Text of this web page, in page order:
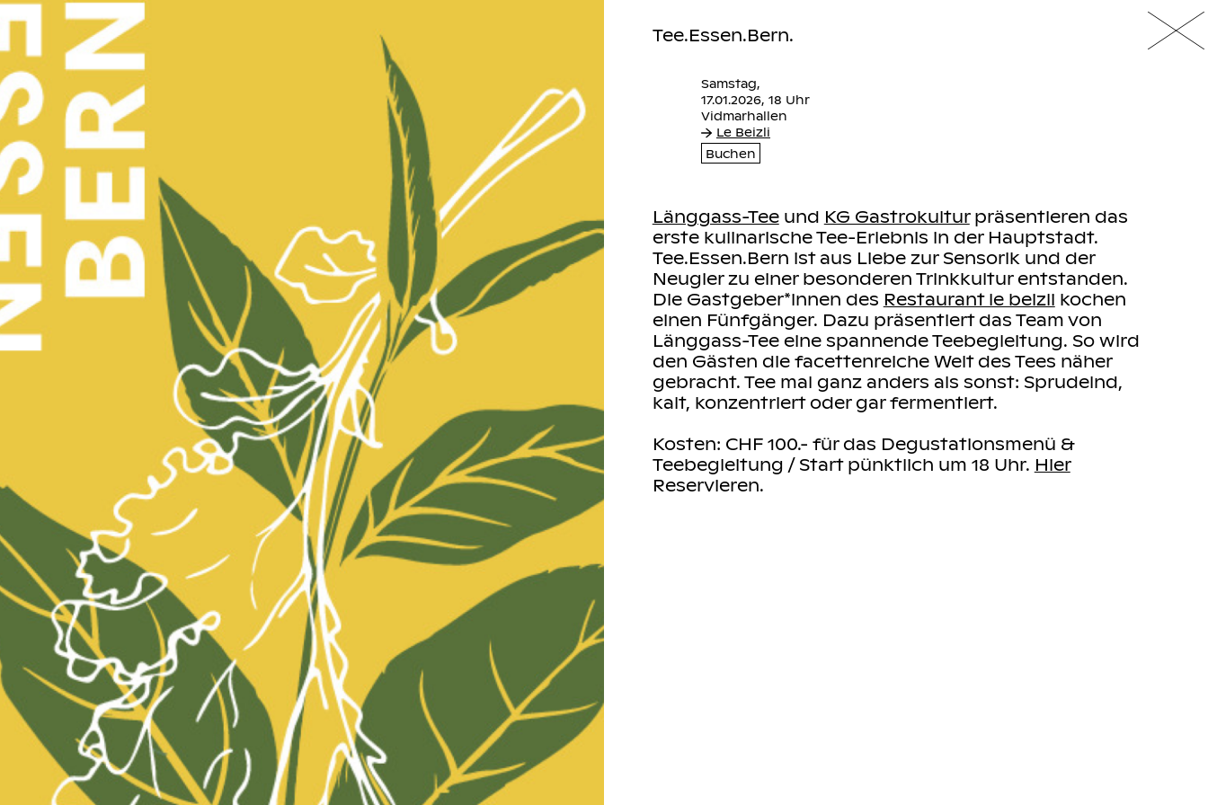
Biergipfel
Mittwoch,
14.01.2026, 18 Uhr
Le Beizli
Buchen
Der Biergipfel für Bier-Enthusiast*innen & die, die es
werden wollen. Vier Gänge und fünf Biere - Ein
genussvoll & bierseeliger Abend:
Pierre Dubler & die KG Gastrokulturladen zum
Biergipfel ein - dieses Mal passend zum Dry January -
mit alkoholfreien Bieren.
Biersommelier Pierre Dubler und seine Gäste sorgen
immer für unterhaltsame Geschichten, interessante
Hintergrundinformationen und natürlich ausreichend
Bier. Dazu serviert dasle beizliTeam ein abgestimmtes
Viergangmenü.
Start: pünktlich um 18 Uhr. / Kosten: CHF 85.00 (inkl.
Biere, Menü, Wasser und Kaffee)
Tee.Essen.Bern.
Samstag,
17.01.2026, 18 Uhr
Le Beizli
Buchen
Länggass-Teeund KG Gastrokulturpräsentieren das
erste kulinarische Tee-Erlebnis in der Hauptstadt.
Tee.Essen.Bern ist aus Liebe zur Sensorik und der
Neugier zu einer besonderen Trinkkultur entstanden.
Die Gastgeber*innen des Restaurant le beizli kochen
einen Fünfgänger. Dazu präsentiert das Team von
Länggass-Tee eine spannende Teebegleitung. So wird
den Gästen die facettenreiche Welt des Tees näher
gebracht. Tee mal ganz anders als sonst: Sprudelnd,
kalt, konzentriert oder gar fermentiert.
Kosten: CHF 100.- für das Degustationsmenü &
Teebegleitung / Start pünktlich um 18 Uhr. Hier
Reservieren.